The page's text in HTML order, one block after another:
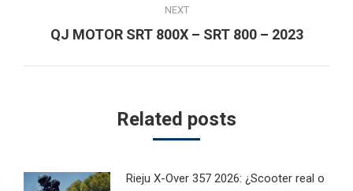
NEXT
Next
QJ MOTOR SRT 800X – SRT 800 – 2023
Related posts
Rieju X-Over 357 2026: ¿Scooter real o